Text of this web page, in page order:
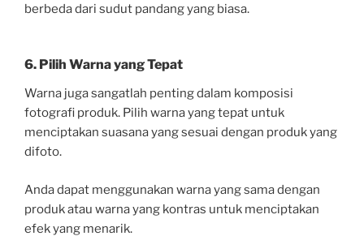
berbeda dari sudut pandang yang biasa.
6. Pilih Warna yang Tepat
Warna juga sangatlah penting dalam komposisi
fotografi produk. Pilih warna yang tepat untuk
menciptakan suasana yang sesuai dengan produk yang
difoto.
Anda dapat menggunakan warna yang sama dengan
produk atau warna yang kontras untuk menciptakan
efek yang menarik.